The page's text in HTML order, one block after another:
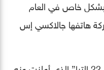
بشكل خاص في العام
الشركة هاتفها جالاكسي إس